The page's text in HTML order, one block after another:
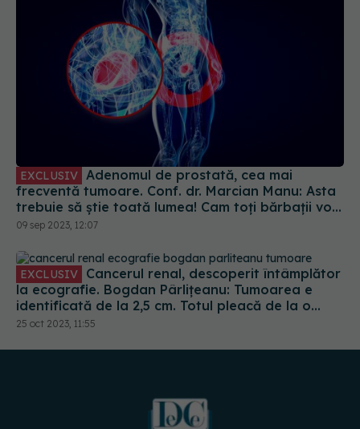
EXCLUSIV
frecventă tumoare. Conf. dr. Marcian Manu: Asta
trebuie să știe toată lumea! Cam toți bărbații vor
avea
09 sep 2023, 12:07
EXCLUSIV
la ecografie. Bogdan Pârlițeanu: Tumoarea e
identificată de la 2,5 cm. Totul pleacă de la o
ecografie. Măcar o dată pe an să faceți
25 oct 2023, 11:55